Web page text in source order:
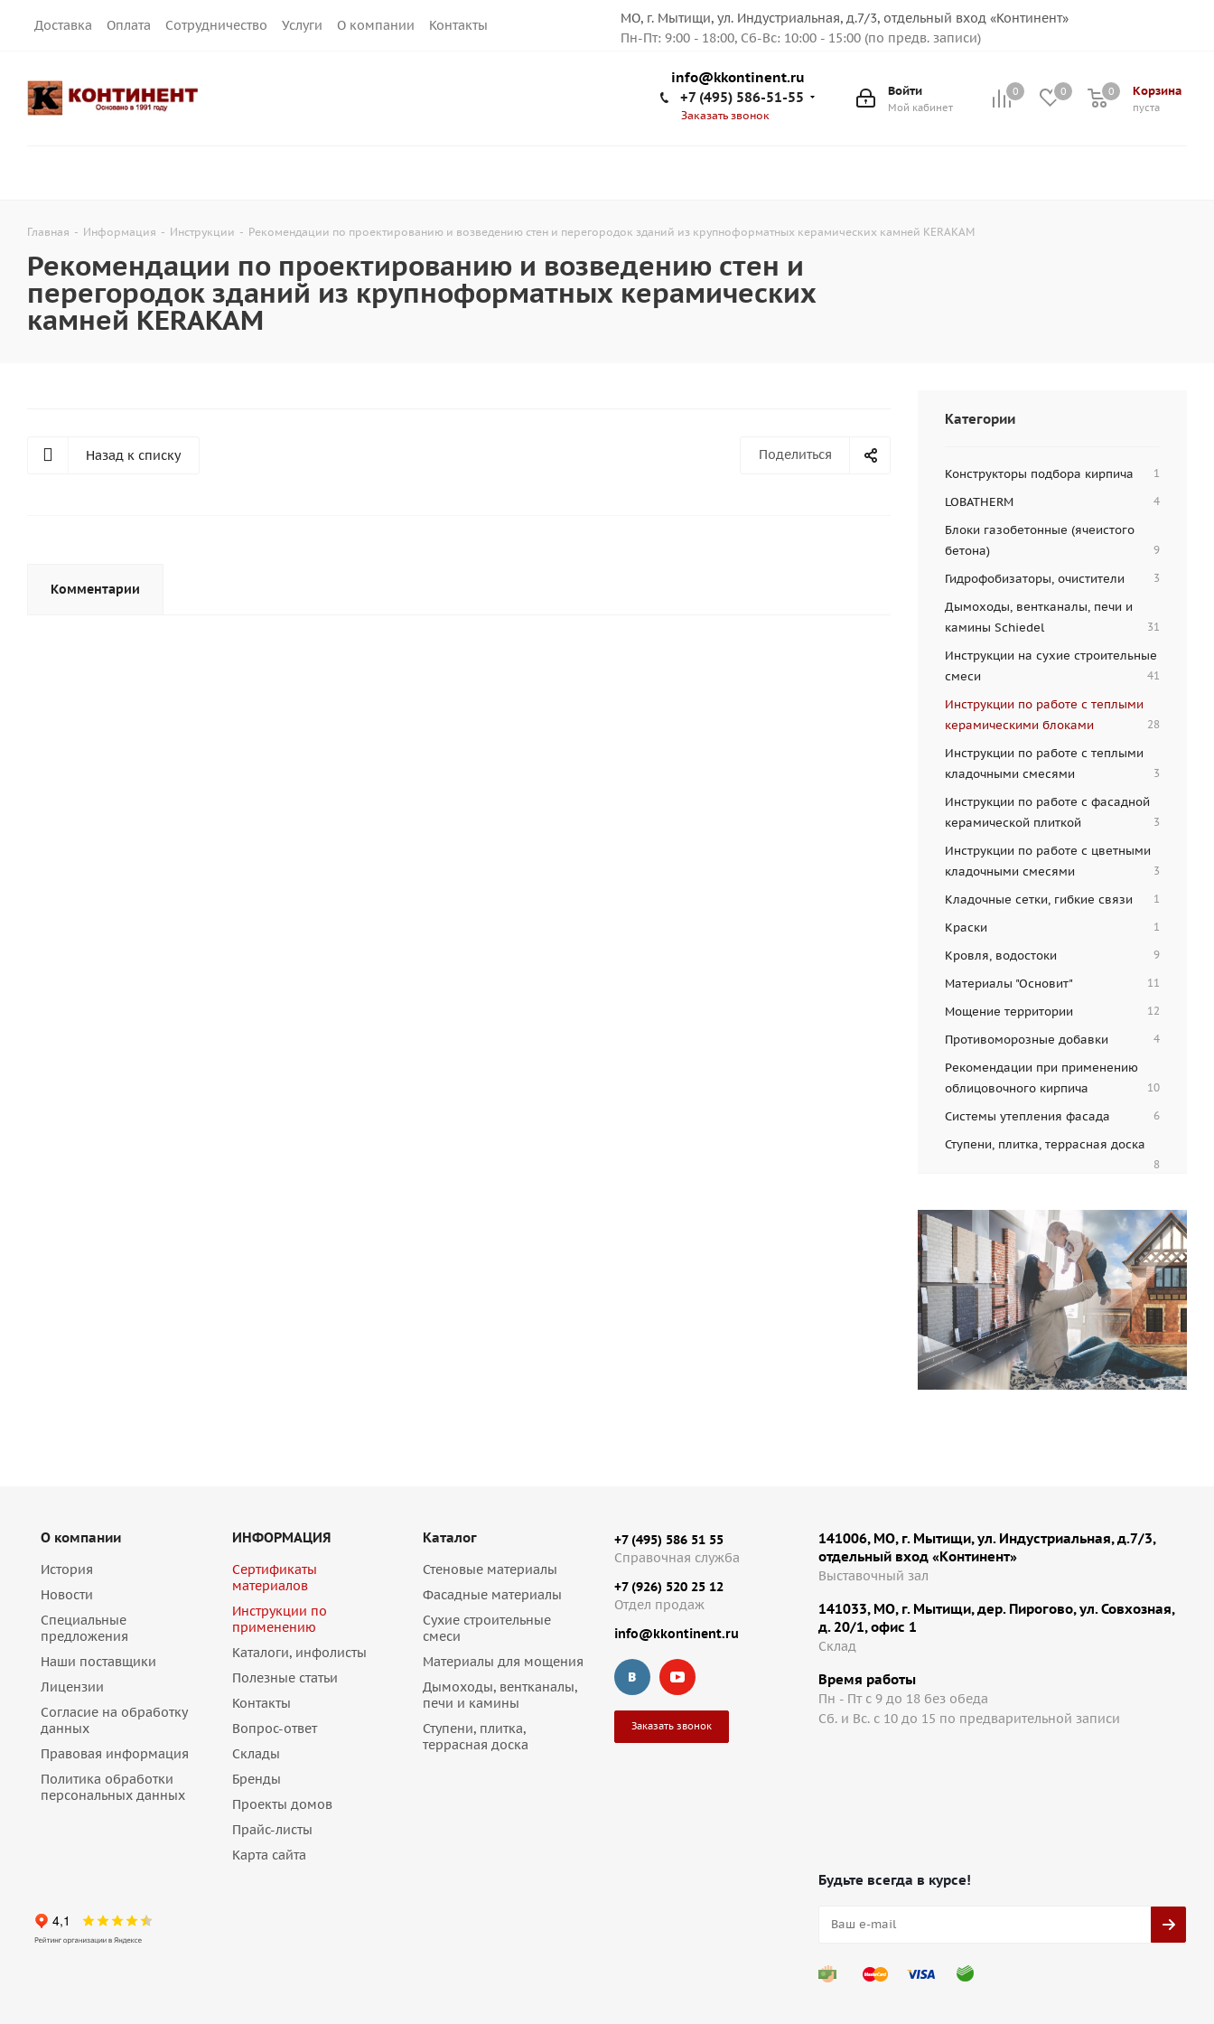
Доставка Оплата Сотрудничество Услуги О компании Контакты
МО, г. Мытищи, ул. Индустриальная, д.7/3, отдельный вход «Континент»
Пн-Пт: 9:00 - 18:00, Сб-Вс: 10:00 - 15:00 (по предв. записи)
0 0 Корзина
пуста
0
Войти
Мой кабинет
info@kkontinent.ru
+7 (495) 586-51-55
Заказать звонок
Главная - Информация - Инструкции - Рекомендации по проектированию и возведению стен и перегородок зданий из крупноформатных керамических камней KERAKAM
Рекомендации по проектированию и возведению стен и
перегородок зданий из крупноформатных керамических
камней KERAKAM
Поделиться
Назад к списку
Комментарии
Категории
Конструкторы подбора кирпича 1
LOBATHERM 4
Блоки газобетонные (ячеистого
бетона)
9
Гидрофобизаторы, очистители 3
Дымоходы, вентканалы, печи и
камины Sсhiedel
31
Инструкции на сухие строительные
смеси
41
Инструкции по работе с теплыми
керамическими блоками
28
Инструкции по работе с теплыми
кладочными смесями
3
Инструкции по работе с фасадной
керамической плиткой
3
Инструкции по работе с цветными
кладочными смесями
3
Кладочные сетки, гибкие связи 1
Краски 1
Кровля, водостоки 9
Материалы "Основит" 11
Мощение территории 12
Противоморозные добавки 4
Рекомендации при применению
облицовочного кирпича
10
Системы утепления фасада 6
Ступени, плитка, террасная доска
8
О компании
История
Новости
Специальные
предложения
Наши поставщики
Лицензии
Согласие на обработку
данных
Правовая информация
Политика обработки
персональных данных
ИНФОРМАЦИЯ
Сертификаты
материалов
Инструкции по
применению
Каталоги, инфолисты
Полезные статьи
Контакты
Вопрос-ответ
Склады
Бренды
Проекты домов
Прайс-листы
Карта сайта
Каталог
Стеновые материалы
Фасадные материалы
Сухие строительные
смеси
Материалы для мощения
Дымоходы, вентканалы,
печи и камины
Ступени, плитка,
террасная доска
+7 (495) 586 51 55
Справочная служба
+7 (926) 520 25 12
Отдел продаж
info@kkontinent.ru
Заказать звонок
141006, МО, г. Мытищи, ул. Индустриальная, д.7/3,
отдельный вход «Континент»
Выставочный зал
141033, МО, г. Мытищи, дер. Пирогово, ул. Совхозная,
д. 20/1, офис 1
Cклад
Время работы
Пн - Пт с 9 до 18 без обеда
Сб. и Вс. с 10 до 15 по предварительной записи
Будьте всегда в курсе!